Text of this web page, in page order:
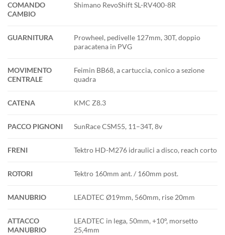
COMANDO
CAMBIO
Shimano RevoShift SL-RV400-8R
GUARNITURA
Prowheel, pedivelle 127mm, 30T, doppio
paracatena in PVG
MOVIMENTO
CENTRALE
Feimin BB68, a cartuccia, conico a sezione
quadra
CATENA KMC Z8.3
PACCO PIGNONI SunRace CSM55, 11–34T, 8v
FRENI Tektro HD-M276 idraulici a disco, reach corto
ROTORI Tektro 160mm ant. / 160mm post.
MANUBRIO LEADTEC Ø19mm, 560mm, rise 20mm
ATTACCO
MANUBRIO
LEADTEC in lega, 50mm, +10°, morsetto
25,4mm